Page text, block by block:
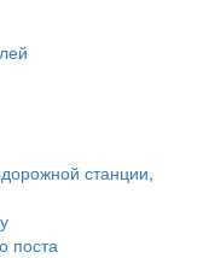
станции,
поста